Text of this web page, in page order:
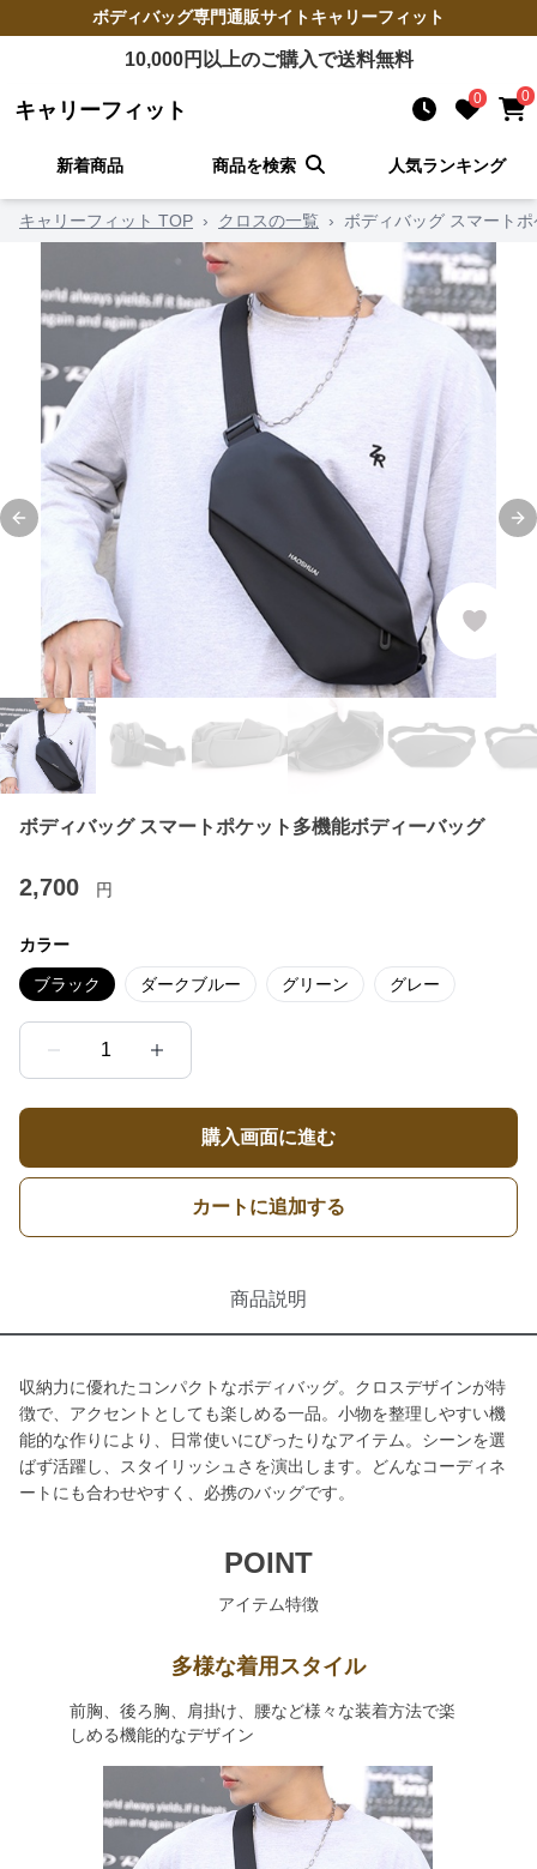
ボディバッグ専門通販サイトキャリーフィット
10,000円以上のご購入で送料無料
キャリーフィット 0 0
新着商品 商品を検索 人気ランキング
キャリーフィット TOP › クロスの一覧 › ボディバッグ スマート
Previous slide
ボディバッグ スマートポケット多機能ボディーバッグ
2,700 円
カラー
ブラック ダークブルー グリーン グレー
1
購入画面に進む
カートに追加する
商品説明
収納力に優れたコンパクトなボディバッグ。クロスデザインが特
徴で、アクセントとしても楽しめる一品。小物を整理しやすい機
能的な作りにより、日常使いにぴったりなアイテム。シーンを選
ばず活躍し、スタイリッシュさを演出します。どんなコーディネ
ートにも合わせやすく、必携のバッグです。
POINT
アイテム特徴
多様な着用スタイル
前胸、後ろ胸、肩掛け、腰など様々な装着方法で楽
しめる機能的なデザイン